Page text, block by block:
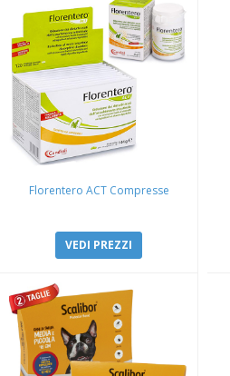
Florentero ACT Compresse
VEDI PREZZI